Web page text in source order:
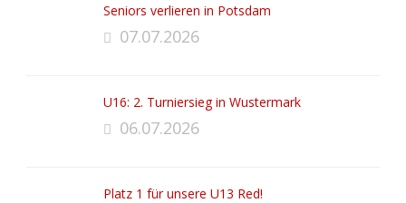
Seniors verlieren in Potsdam
07.07.2026
U16: 2. Turniersieg in Wustermark
06.07.2026
Platz 1 für unsere U13 Red!